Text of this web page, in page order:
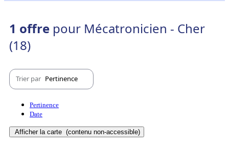
1 offre pour Mécatronicien - Cher
(18)
Trier par Pertinence
Pertinence
Date
Afficher la carte (contenu non-accessible)